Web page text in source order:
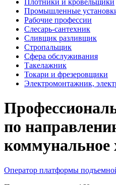
Плотники и кровельщики
Промышленные
Рабочие профессии
Слесарь-сантехник
Сливщик разливщик
Стропальщик
Сфера обслуживания
Такелажник
Токари и фрезеровщики
Электромонтажник,
по
коммунальное
Оператор платформы